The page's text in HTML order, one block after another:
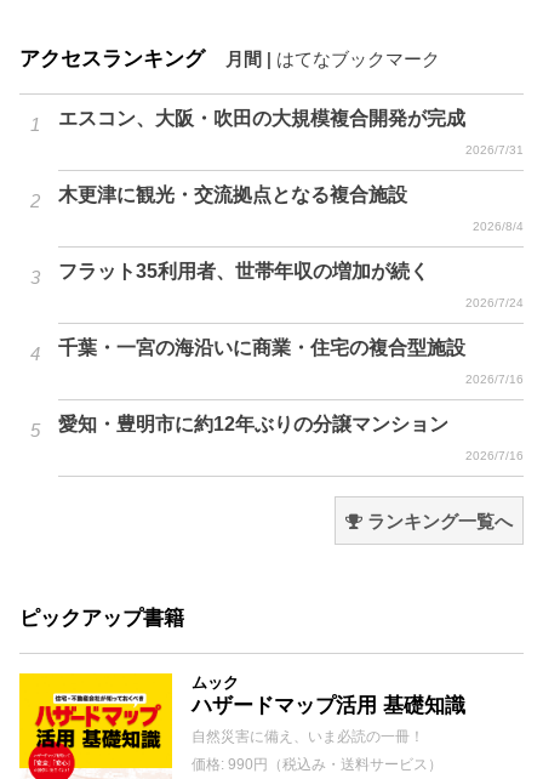
アクセスランキング 月間 | はてなブックマーク
エスコン、大阪・吹田の大規模複合開発が完成
2026/7/31
木更津に観光・交流拠点となる複合施設
2026/8/4
フラット35利用者、世帯年収の増加が続く
2026/7/24
千葉・一宮の海沿いに商業・住宅の複合型施設
2026/7/16
愛知・豊明市に約12年ぶりの分譲マンション
2026/7/16
ランキング一覧へ
ピックアップ書籍
ムック
ハザードマップ活用 基礎知識
自然災害に備え、いま必読の一冊！
価格: 990円（税込み・送料サービス）